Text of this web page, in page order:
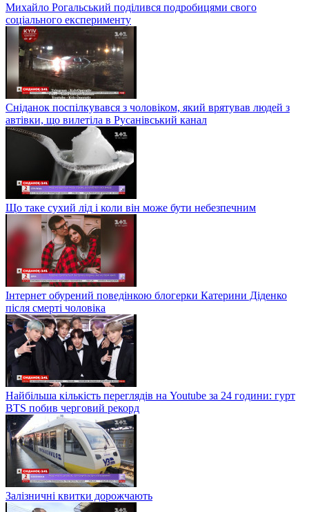
Михайло Рогальський поділився подробицями свого
соціального експерименту
Сніданок поспілкувався з чоловіком, який врятував людей з
автівки, що вилетіла в Русанівський канал
Що таке сухий лід і коли він може бути небезпечним
Інтернет обурений поведінкою блогерки Катерини Діденко
після смерті чоловіка
Найбільша кількість переглядів на Youtube за 24 години: гурт
BTS побив черговий рекорд
Залізничні квитки дорожчають